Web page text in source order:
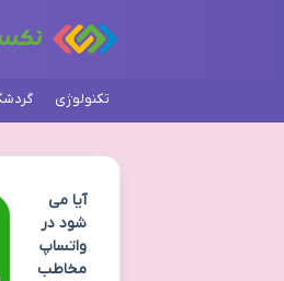
تکنولوژی
آیا می
شود در
واتساپ
مخاطب